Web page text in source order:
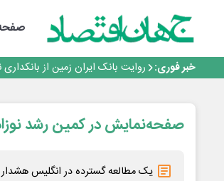
خبر فوری:
سرپرست اداره کل روابط عمومی
اجرای برنامه تحول بانک با تمرکز بر
روایت بانک ایران زمین از
پیام مدیرعامل بانک توسعه تعاون به مناسبت ۱۵ مرداد،
سرپرست اداره کل روابط عمومی
اجرای برنامه تحول بانک با تمرکز بر
بانک مهر ایران بیش از ۷۰ میلیارد تومان به برنامه‌های مسئولیت اجتماعی اختصاص داد
صفحه‌نمایش در کمین رشد
یک مطالعه گسترده در انگلیس هشدار